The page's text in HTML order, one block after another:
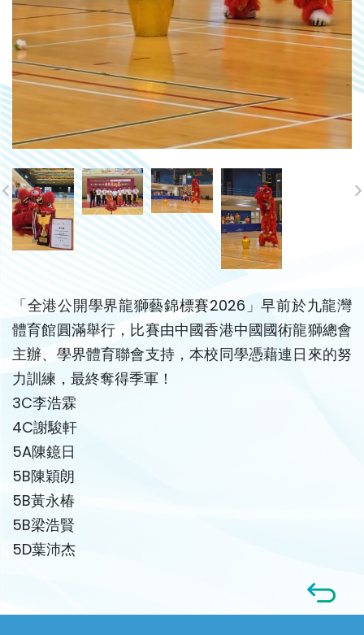
「全港公開學界龍獅藝錦標賽2026」早前於九龍灣
體育館圓滿舉行，比賽由中國香港中國國術龍獅總會
主辦、學界體育聯會支持，本校同學憑藉連日來的努
力訓練，最終奪得季軍！
3C李浩霖
4C謝駿軒
5A陳鐿日
5B陳穎朗
5B黃永椿
5B梁浩賢
5D葉沛杰